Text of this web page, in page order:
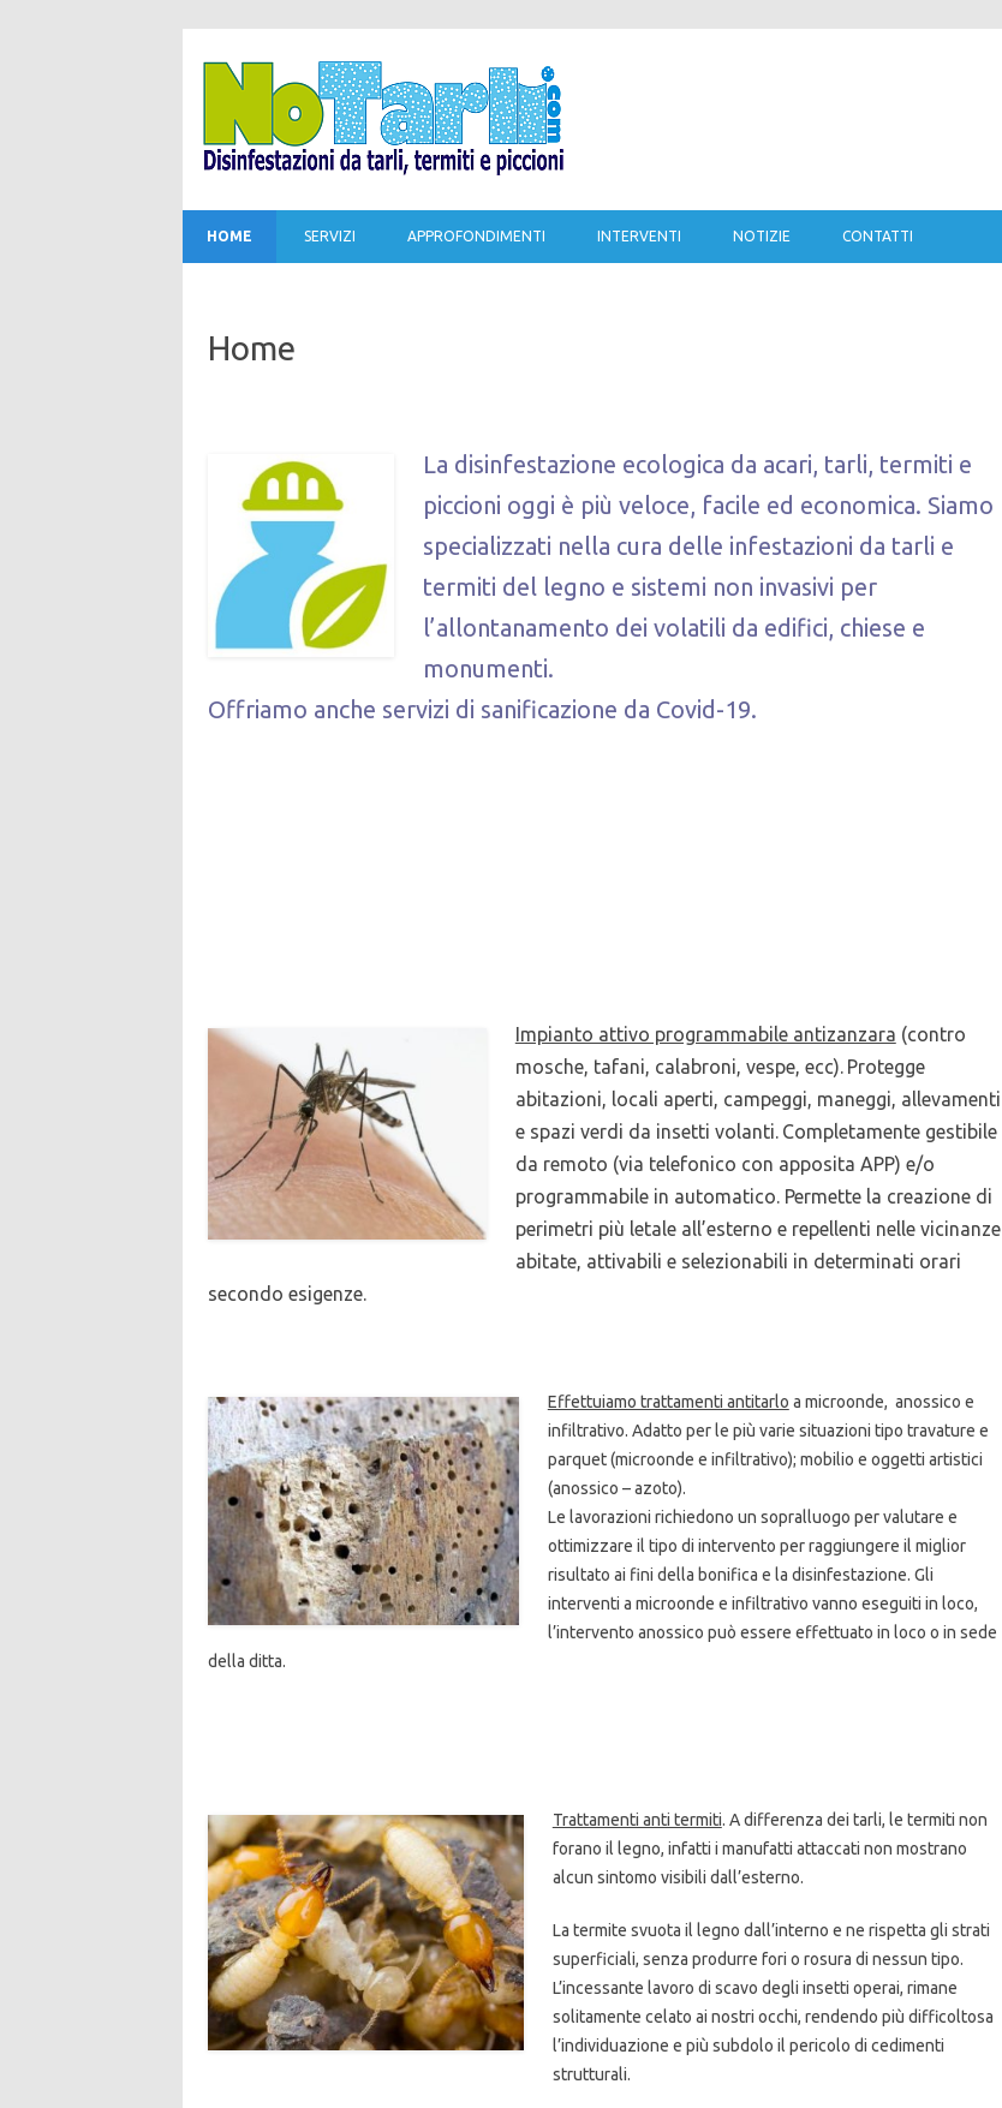
HOME SERVIZI APPROFONDIMENTI INTERVENTI NOTIZIE CONTATTI
Home
La disinfestazione ecologica da acari, tarli, termiti e
piccioni oggi è più veloce, facile ed economica. Siamo
specializzati nella cura delle infestazioni da tarli e
termiti del legno e sistemi non invasivi per
l’allontanamento dei volatili da edifici, chiese e
monumenti.
Offriamo anche servizi di sanificazione da Covid-19.
Impianto attivo programmabile antizanzara (contro
mosche, tafani, calabroni, vespe, ecc). Protegge
abitazioni, locali aperti, campeggi, maneggi, allevamenti
e spazi verdi da insetti volanti. Completamente gestibile
da remoto (via telefonico con apposita APP) e/o
programmabile in automatico. Permette la creazione di
perimetri più letale all’esterno e repellenti nelle vicinanze
abitate, attivabili e selezionabili in determinati orari
secondo esigenze.
Effettuiamo trattamenti antitarlo a microonde, anossico e
infiltrativo. Adatto per le più varie situazioni tipo travature e
parquet (microonde e infiltrativo); mobilio e oggetti artistici
(anossico – azoto).
Le lavorazioni richiedono un sopralluogo per valutare e
ottimizzare il tipo di intervento per raggiungere il miglior
risultato ai fini della bonifica e la disinfestazione. Gli
interventi a microonde e infiltrativo vanno eseguiti in loco,
l’intervento anossico può essere effettuato in loco o in sede
della ditta.
Trattamenti anti termiti. A differenza dei tarli, le termiti non
forano il legno, infatti i manufatti attaccati non mostrano
alcun sintomo visibili dall’esterno.
La termite svuota il legno dall’interno e ne rispetta gli strati
superficiali, senza produrre fori o rosura di nessun tipo.
L’incessante lavoro di scavo degli insetti operai, rimane
solitamente celato ai nostri occhi, rendendo più difficoltosa
l’individuazione e più subdolo il pericolo di cedimenti
strutturali.